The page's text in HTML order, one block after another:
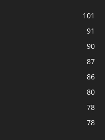
101
91
90
87
86
80
78
78